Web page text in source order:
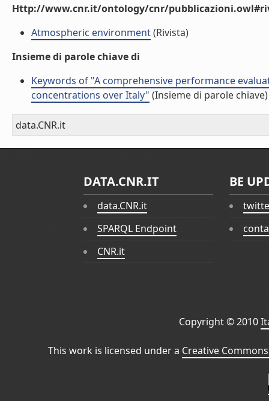
Http://www.cnr.it/ontology/cnr/
Atmospheric environment(Rivista)
Insieme di parole chiave di
Keywords of "A comprehensive performance
concentrations over Italy" (Insieme di parole chiave)
data.CNR.it
DATA.CNR.IT
data.CNR.it
SPARQL Endpoint
CNR.it
BE
Copyright © 2010
This work is licensed under a Creative